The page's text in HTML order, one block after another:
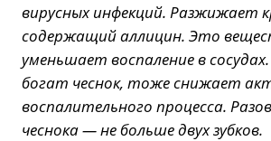
вирусных инфекций. Разжижает
содержащий аллицин. Это
уменьшает воспаление в
богат чеснок, тоже снижает
воспалительного процесса.
чеснока — не больше двух зубков.